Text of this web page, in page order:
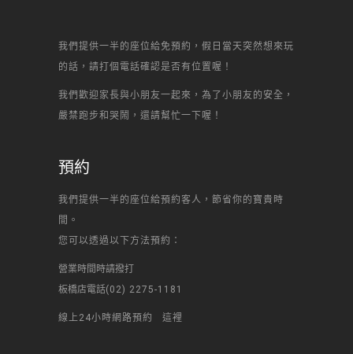
我們提供一半的座位給免預約，假日當天突然想來玩
的話，請打個電話確認是否有位置喔！
我們歡迎家長與小朋友一起來，為了小朋友的安全，
嚴禁跑步和哭鬧，還請幫忙一下喔！
預約
我們提供一半的座位給預約客人，節省你的寶貴時
間。
您可以透過以下方法預約：
營業時間時請撥打
板橋店電話(02) 2275-1181
線上24小時網路預約 這裡